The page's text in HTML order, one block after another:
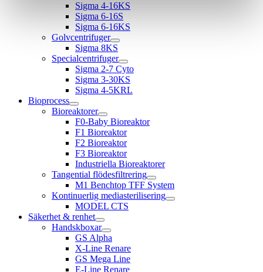
Sigma 4-16KS
Sigma 6-16S
Sigma 6-16KS
Golvcentrifuger
Sigma 8KS
Specialcentrifuger
Sigma 2-7 Cyto
Sigma 3-30KS
Sigma 4-5KRL
Bioprocess
Bioreaktorer
F0-Baby Bioreaktor
F1 Bioreaktor
F2 Bioreaktor
F3 Bioreaktor
Industriella Bioreaktorer
Tangential flödesfiltrering
M1 Benchtop TFF System
Kontinuerlig mediasterilisering
MODEL CTS
Säkerhet & renhet
Handskboxar
GS Alpha
X-Line Renare
GS Mega Line
E-Line Renare